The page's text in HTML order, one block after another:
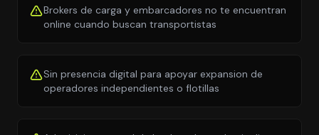
Brokers de carga y embarcadores no te encuentran
online cuando buscan transportistas
Sin presencia digital para apoyar expansion de
operadores independientes o flotillas